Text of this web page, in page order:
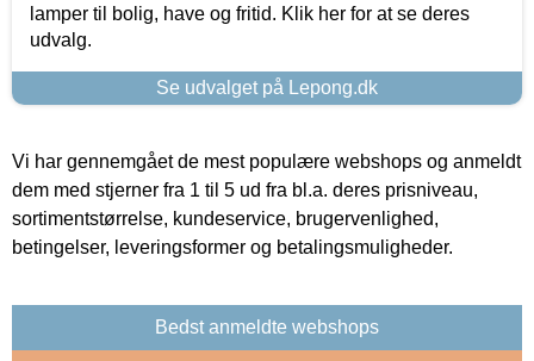
lamper til bolig, have og fritid. Klik her for at se deres
udvalg.
Se udvalget på Lepong.dk
Vi har gennemgået de mest populære webshops og anmeldt
dem med stjerner fra 1 til 5 ud fra bl.a. deres prisniveau,
sortimentstørrelse, kundeservice, brugervenlighed,
betingelser, leveringsformer og betalingsmuligheder.
Bedst anmeldte webshops